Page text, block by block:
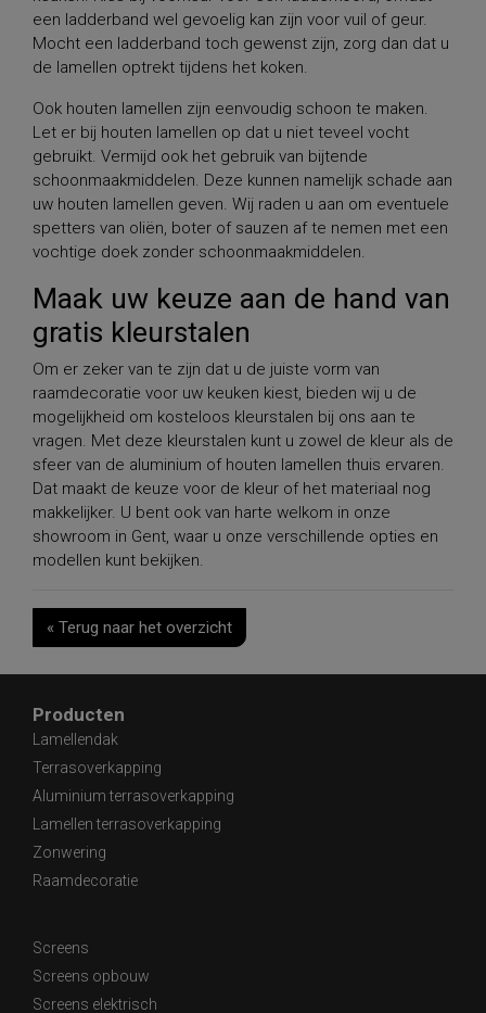
een ladderband wel gevoelig kan zijn voor vuil of geur.
Mocht een ladderband toch gewenst zijn, zorg dan dat u
de lamellen optrekt tijdens het koken.
Ook houten lamellen zijn eenvoudig schoon te maken.
Let er bij houten lamellen op dat u niet teveel vocht
gebruikt. Vermijd ook het gebruik van bijtende
schoonmaakmiddelen. Deze kunnen namelijk schade aan
uw houten lamellen geven. Wij raden u aan om eventuele
spetters van oliën, boter of sauzen af te nemen met een
vochtige doek zonder schoonmaakmiddelen.
Maak uw keuze aan de hand van
gratis kleurstalen
Om er zeker van te zijn dat u de juiste vorm van
raamdecoratie voor uw keuken kiest, bieden wij u de
mogelijkheid om kosteloos kleurstalen bij ons aan te
vragen. Met deze kleurstalen kunt u zowel de kleur als de
sfeer van de aluminium of houten lamellen thuis ervaren.
Dat maakt de keuze voor de kleur of het materiaal nog
makkelijker. U bent ook van harte welkom in onze
showroom in Gent, waar u onze verschillende opties en
modellen kunt bekijken.
« Terug naar het overzicht
Producten
Lamellendak
Terrasoverkapping
Aluminium terrasoverkapping
Lamellen terrasoverkapping
Zonwering
Raamdecoratie
Screens
Screens opbouw
Screens elektrisch